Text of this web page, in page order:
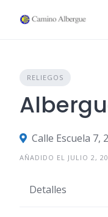
RELIEGOS
AÑADIDO EL JULIO 2,
Detalles